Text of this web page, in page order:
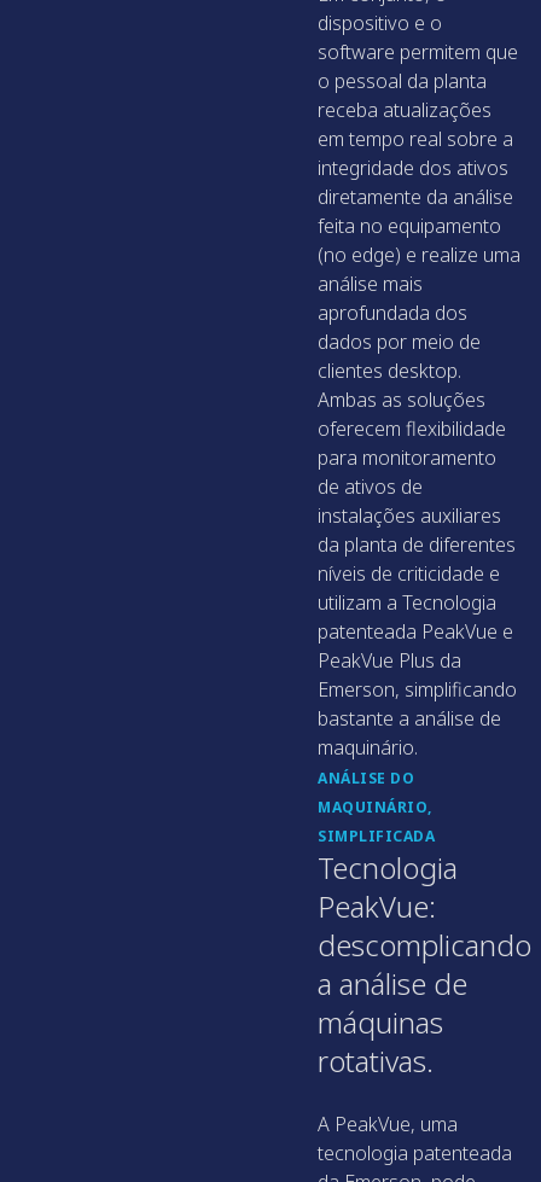
dispositivo e o
software permitem que
o pessoal da planta
receba atualizações
em tempo real sobre a
integridade dos ativos
diretamente da análise
feita no equipamento
(no edge) e realize uma
análise mais
aprofundada dos
dados por meio de
clientes desktop.
Ambas as soluções
oferecem flexibilidade
para monitoramento
de ativos de
instalações auxiliares
da planta de diferentes
níveis de criticidade e
utilizam a Tecnologia
patenteada PeakVue e
PeakVue Plus da
Emerson, simplificando
bastante a análise de
maquinário.
ANÁLISE DO
MAQUINÁRIO,
SIMPLIFICADA
Tecnologia
PeakVue:
descomplicando
a análise de
máquinas
rotativas.
A PeakVue, uma
tecnologia patenteada